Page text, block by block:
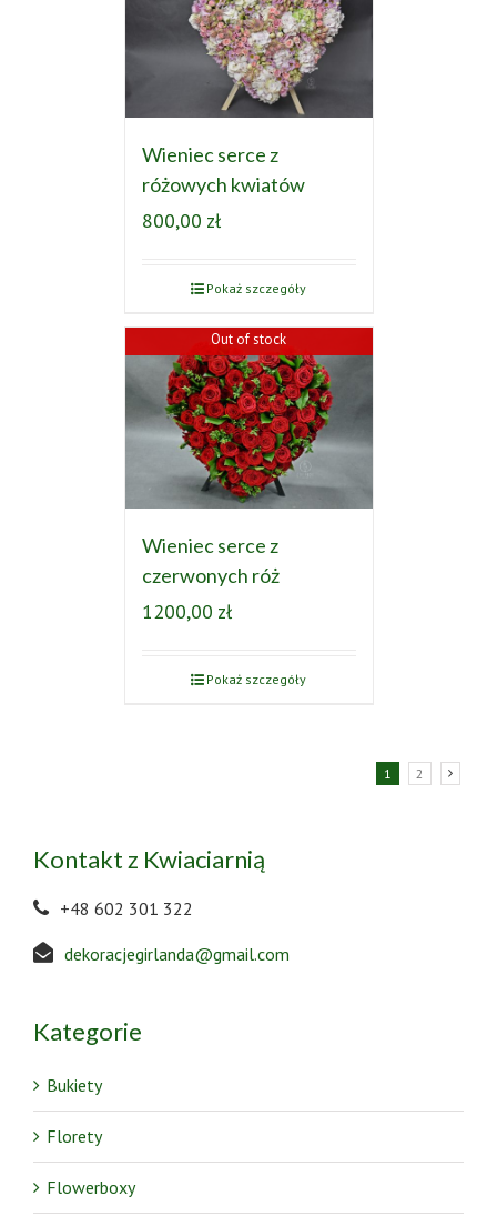
Wieniec serce z
różowych kwiatów
800,00 zł
Pokaż szczegóły
Out of stock
Wieniec serce z
czerwonych róż
1200,00 zł
Pokaż szczegóły
1 2
Kontakt z Kwiaciarnią
+48 602 301 322
dekoracjegirlanda@gmail.com
Kategorie
Bukiety
Florety
Flowerboxy